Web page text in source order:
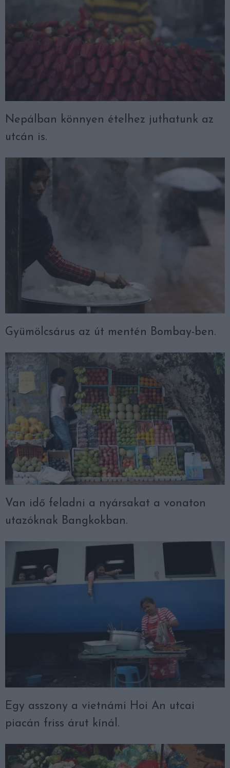
Nepálban könnyen ételhez juthatunk az
utcán is.
Gyümölcsárus az út mentén Bombay-ben.
Van idő feladni a nyársakat a vonaton
utazóknak Bangkokban.
Egy asszony a vietnámi Hoi An utcai
piacán friss árut kínál.